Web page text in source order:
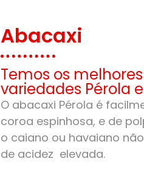
Abacaxi
Temos os
variedades Pérola
O abacaxi Pérola é
coroa espinhosa, e de
o caiano ou havaiano
de acidez elevada.